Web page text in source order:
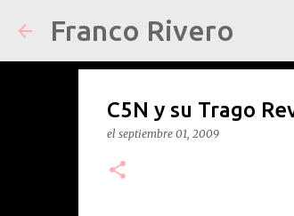
Franco Rivero
C5N y su Trago
el septiembre 01, 2009